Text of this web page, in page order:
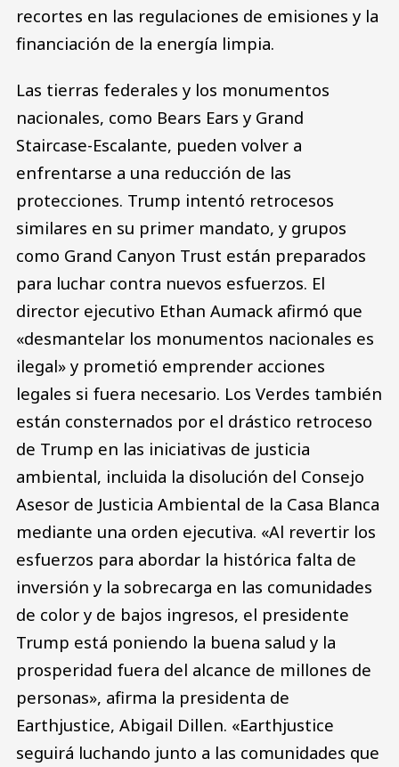
recortes en las regulaciones de emisiones y la
financiación de la energía limpia.
Las tierras federales y los monumentos
nacionales, como Bears Ears y Grand
Staircase-Escalante, pueden volver a
enfrentarse a una reducción de las
protecciones. Trump intentó retrocesos
similares en su primer mandato, y grupos
como Grand Canyon Trust están preparados
para luchar contra nuevos esfuerzos. El
director ejecutivo Ethan Aumack afirmó que
«desmantelar los monumentos nacionales es
ilegal» y prometió emprender acciones
legales si fuera necesario. Los Verdes también
están consternados por el drástico retroceso
de Trump en las iniciativas de justicia
ambiental, incluida la disolución del Consejo
Asesor de Justicia Ambiental de la Casa Blanca
mediante una orden ejecutiva. «Al revertir los
esfuerzos para abordar la histórica falta de
inversión y la sobrecarga en las comunidades
de color y de bajos ingresos, el presidente
Trump está poniendo la buena salud y la
prosperidad fuera del alcance de millones de
personas», afirma la presidenta de
Earthjustice, Abigail Dillen. «Earthjustice
seguirá luchando junto a las comunidades que